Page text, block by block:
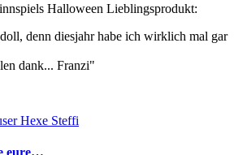
Halloween Lieblingsprodukt:
denn diesjahr habe ich wirklich mal gar
dank... Franzi"
eure…